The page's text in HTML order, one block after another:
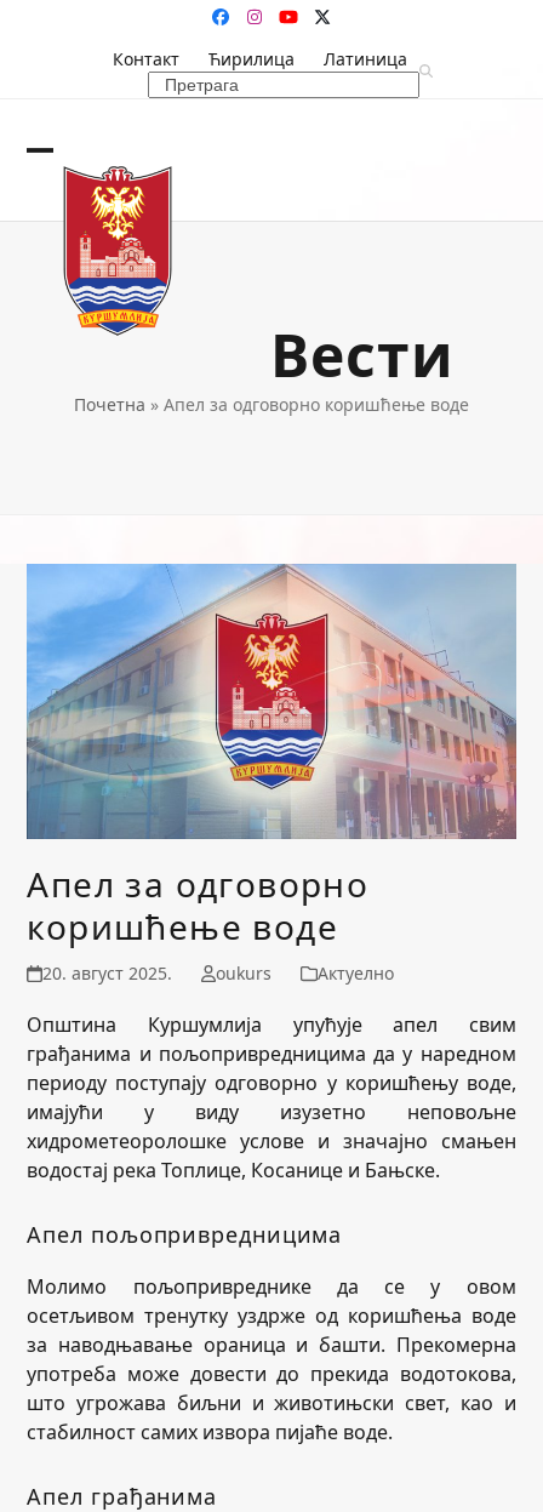
Facebook
Instagram
YouTubeTwitter
Контакт
Ћирилица
Латиница
Search
Open
mobile
menu
Close
mobile
menu
Вести
Почетна » Апел за одговорно коришћење воде
Апел за одговорно
коришћење воде
20. август 2025. oukurs Актуелно
Општина Куршумлија упућује апел свим
грађанима и пољопривредницима да у наредном
периоду поступају одговорно у коришћењу воде,
имајући у виду изузетно неповољне
хидрометеоролошке услове и значајно смањен
водостај река Топлице, Косанице и Бањске.
Апел пољопривредницима
Молимо пољопривреднике да се у овом
осетљивом тренутку уздрже од коришћења воде
за наводњавање ораница и башти. Прекомерна
употреба може довести до прекида водотокова,
што угрожава биљни и животињски свет, као и
стабилност самих извора пијаће воде.
Апел грађанима